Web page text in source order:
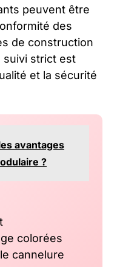
peuvent être
des
de construction
suivi strict est
et la sécurité
avantages
?
colorées
cannelure